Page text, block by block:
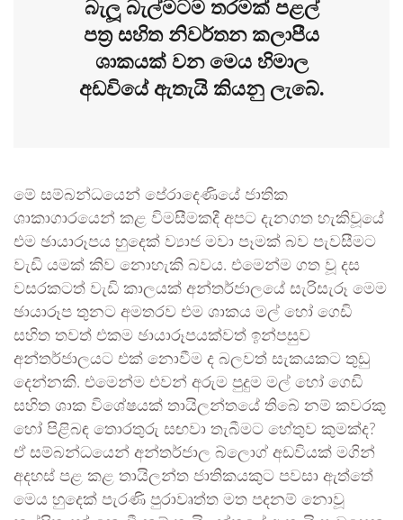
බැලූ බැල්මටම තරමක් පළල්
පත්‍ර සහිත නිවර්තන කලාපීය
ශාකයක් වන මෙය හිමාල
අඩවියේ ඇතැයි කියනු ලැබේ.
මේ සම්බන්ධයෙන් පේරාදෙණියේ ජාතික
ශාකාගාරයෙන් කළ විමසීමකදී අපට දැනගත හැකිවූයේ
එම ඡායාරූපය හුදෙක් ව්‍යාජ මවා පෑමක් බව පැවසීමට
වැඩි යමක් කිව නොහැකි බවය. එමෙන්ම ගත වූ දස
වසරකටත් වැඩි කාලයක් අන්තර්ජාලයේ සැරිසැරූ මෙම
ඡායාරූප තුනට අමතරව එම ශාකය මල් හෝ ගෙඩි
සහිත තවත් එකම ඡායාරූපයක්වත් ඉන්පසුව
අන්තර්ජාලයට එක් නොවීම ද බලවත් සැකයකට තුඩු
දෙන්නකි. එමෙන්ම එවන් අරුම පුදුම මල් හෝ ගෙඩි
සහිත ශාක විශේෂයක් තායිලන්තයේ තිබේ නම් කවරකු
හෝ පිළිබඳ තොරතුරු සඟවා තැබීමට හේතුව කුමක්ද?
ඒ සම්බන්ධයෙන් අන්තර්ජාල බ්ලොග් අඩවියක් මගින්
අදහස් පළ කළ තායිලන්ත ජාතිකයකුට පවසා ඇත්තේ
මෙය හුදෙක් පැරණි පුරාවෘත්ත මත පදනම් නොවූ